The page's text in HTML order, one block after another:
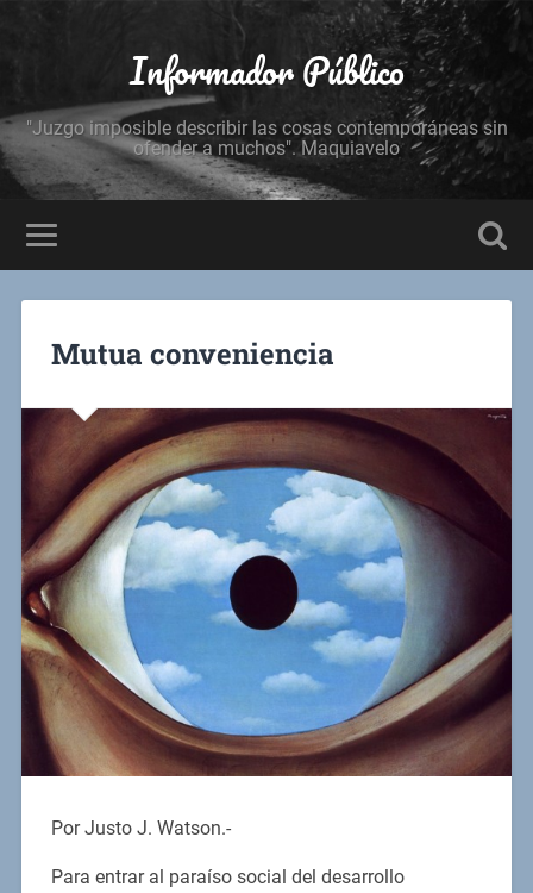
Informador Público
"Juzgo imposible describir las cosas contemporáneas sin
ofender a muchos". Maquiavelo
Mutua conveniencia
Por Justo J. Watson.-
Para entrar al paraíso social del desarrollo